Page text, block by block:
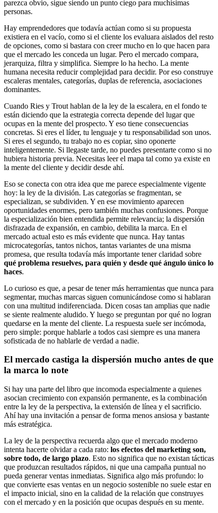
parezca obvio, sigue siendo un punto ciego para muchísimas
personas.
Hay emprendedores que todavía actúan como si su propuesta
existiera en el vacío, como si el cliente los evaluara aislados del resto
de opciones, como si bastara con creer mucho en lo que hacen para
que el mercado les conceda un lugar. Pero el mercado compara,
jerarquiza, filtra y simplifica. Siempre lo ha hecho. La mente
humana necesita reducir complejidad para decidir. Por eso construye
escaleras mentales, categorías, duplas de referencia, asociaciones
dominantes.
Cuando Ries y Trout hablan de la ley de la escalera, en el fondo te
están diciendo que la estrategia correcta depende del lugar que
ocupas en la mente del prospecto. Y eso tiene consecuencias
concretas. Si eres el líder, tu lenguaje y tu responsabilidad son unos.
Si eres el segundo, tu trabajo no es copiar, sino oponerte
inteligentemente. Si llegaste tarde, no puedes presentarte como si no
hubiera historia previa. Necesitas leer el mapa tal como ya existe en
la mente del cliente y decidir desde ahí.
Eso se conecta con otra idea que me parece especialmente vigente
hoy: la ley de la división. Las categorías se fragmentan, se
especializan, se subdividen. Y en ese movimiento aparecen
oportunidades enormes, pero también muchas confusiones. Porque
la especialización bien entendida permite relevancia; la dispersión
disfrazada de expansión, en cambio, debilita la marca. En el
mercado actual esto es más evidente que nunca. Hay tantas
microcategorías, tantos nichos, tantas variantes de una misma
promesa, que resulta todavía más importante tener claridad sobre
qué problema resuelves, para quién y desde qué ángulo único lo
haces.
Lo curioso es que, a pesar de tener más herramientas que nunca para
segmentar, muchas marcas siguen comunicándose como si hablaran
con una multitud indiferenciada. Dicen cosas tan amplias que nadie
se siente realmente aludido. Y luego se preguntan por qué no logran
quedarse en la mente del cliente. La respuesta suele ser incómoda,
pero simple: porque hablarle a todos casi siempre es una manera
sofisticada de no hablarle de verdad a nadie.
El mercado castiga la dispersión mucho antes de que
la marca lo note
Si hay una parte del libro que incomoda especialmente a quienes
asocian crecimiento con expansión permanente, es la combinación
entre la ley de la perspectiva, la extensión de línea y el sacrificio.
Ahí hay una invitación a pensar de forma menos ansiosa y bastante
más estratégica.
La ley de la perspectiva recuerda algo que el mercado moderno
intenta hacerte olvidar a cada rato: los efectos del marketing son,
sobre todo, de largo plazo. Esto no significa que no existan tácticas
que produzcan resultados rápidos, ni que una campaña puntual no
pueda generar ventas inmediatas. Significa algo más profundo: lo
que convierte esas ventas en un negocio sostenible no suele estar en
el impacto inicial, sino en la calidad de la relación que construyes
con el mercado y en la posición que ocupas después en su mente.